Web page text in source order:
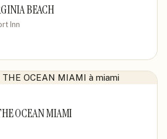
BEACH
Inn
OCEAN MIAMI